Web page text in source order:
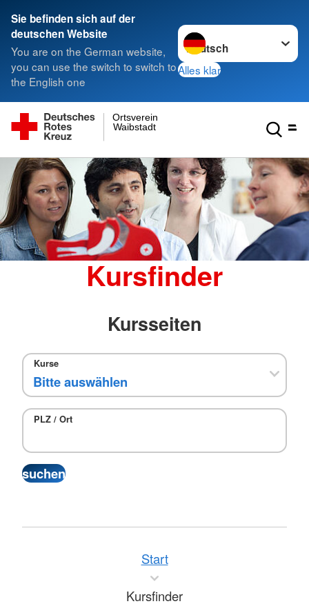
Sie befinden sich auf der
deutschen Website
You are on the German website,
you can use the switch to switch to
the English one
Sprache wechseln zu
Alles klar
Waibstadt
Ortsverein
Kursfinder
Kursseiten
Kurse
PLZ / Ort
Start
Kursfinder